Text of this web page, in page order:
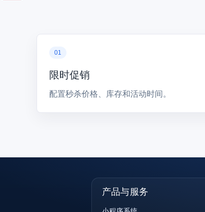
限时促销
配置秒杀价格、库存和活动时间。
产品与服务